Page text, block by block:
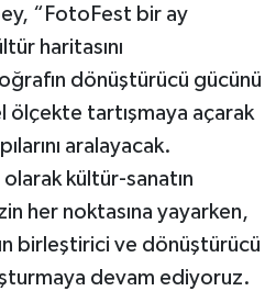
“FotoFest bir ay
haritasını
dönüştürücü gücünü
ölçekte tartışmaya açarak
aralayacak.
kültür-sanatın
her noktasına yayarken,
birleştirici ve dönüştürücü
devam ediyoruz.